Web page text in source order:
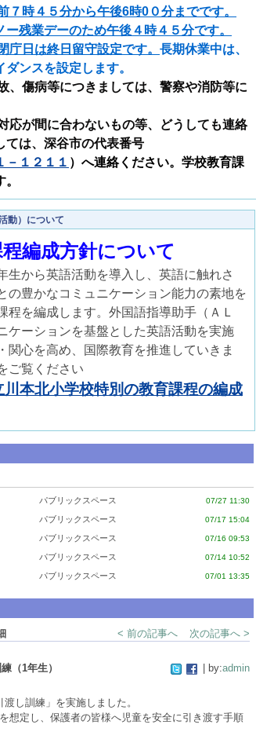
７時４５分から午後6時0０分までです。
ー残業デーのため午後４時４５分です。
庁日は終日留守設定です。 長期休業中は、
ンスを設定します。
、傷病等につきましては、警察や消防等に
が間に合わないもの等、どうしても連絡
ては、深谷市の代表番号
－１２１１ ）へ連絡ください。学校教育課
動）について
編成方針について
生から英語活動を導入し、英語に触れさ
の豊かなコミュニケーション能力の素地を
程を編成します。外国語指導助手（ＡＬ
ケーションを基盤とした英語活動を実施
関心を高め、国際教育を推進していきま
ご覧ください
本北小学校特別の教育課程の編成
パブリックスペース 07/27 11:30
パブリックスペース 07/17 15:04
パブリックスペース 07/16 09:53
パブリックスペース 07/14 10:52
パブリックスペース 07/01 13:35
< 前の記事へ 次の記事へ >
（1年生） | by:admin
し訓練」を実施しました。
想定し、保護者の皆様へ児童を安全に引き渡す手順